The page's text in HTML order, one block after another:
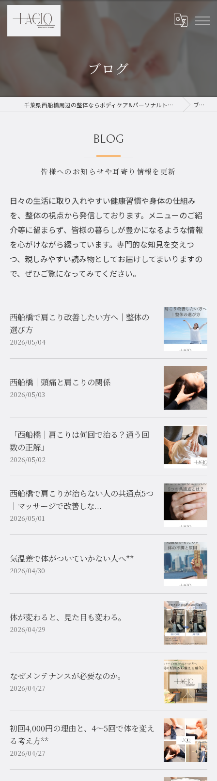
ブログ
千葉県西船橋周辺の整体ならボディケア&パーソナルトレーニング LACIQ ブログ
BLOG
皆様へのお知らせや耳寄り情報を更新
日々の生活に取り入れやすい健康習慣や身体の仕組み
を、整体の視点から発信しております。メニューのご紹
介等に留まらず、皆様の暮らしが豊かになるような情報
を心がけながら綴っています。専門的な知見を交えつ
つ、親しみやすい読み物としてお届けしてまいりますの
で、ぜひご覧になってみてください。
西船橋で肩こり改善したい方へ｜整体の
選び方
2026/05/04
西船橋｜頭痛と肩こりの関係
2026/05/03
「西船橋｜肩こりは何回で治る？通う回
数の正解」
2026/05/02
西船橋で肩こりが治らない人の共通点5つ
｜マッサージで改善しな...
2026/05/01
気温差で体がついていかない人へ**
2026/04/30
体が変わると、見た目も変わる。
2026/04/29
なぜメンテナンスが必要なのか。
2026/04/27
初回4,000円の理由と、4〜5回で体を変え
る考え方**
2026/04/27